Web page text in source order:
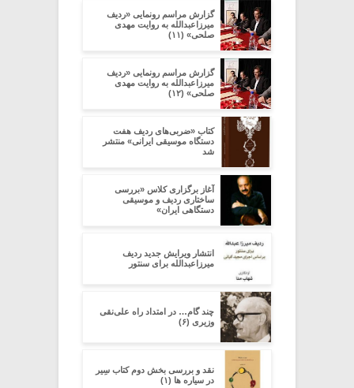
گزارش مراسم رونمایی «ردیف
میرزاعبدالله به روایت مهدی
صلحی» (۱۱)
گزارش مراسم رونمایی «ردیف
میرزاعبدالله به روایت مهدی
صلحی» (۱۲)
کتاب «ضربی‌های ردیف هفت
دستگاه موسیقی ایرانی» منتشر
شد
آغاز برگزاری کلاس «بررسی
ساختاری ردیف و موسیقی
دستگاهی ایران»
انتشار ویرایش جدید ردیف
میرزاعبدالله برای سنتور
چند گام… در امتداد راه علی‌نقی
وزیری (۶)
نقد و بررسی بخش دوم کتاب سِیر
در سیاره ­ها (۱)